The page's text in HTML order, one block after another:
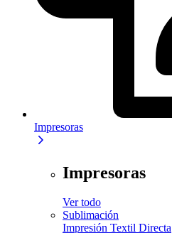
Impresoras
Impresoras
Ver todo
Sublimación
Impresión Textil Directa